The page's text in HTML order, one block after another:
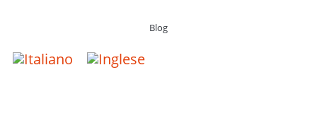
Blog